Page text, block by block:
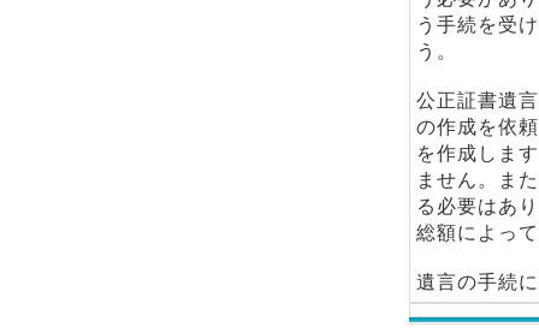
う手続を受
う。
公正証書遺
の作成を依
を作成しま
ません。ま
る必要はあ
総額によっ
遺言の手続